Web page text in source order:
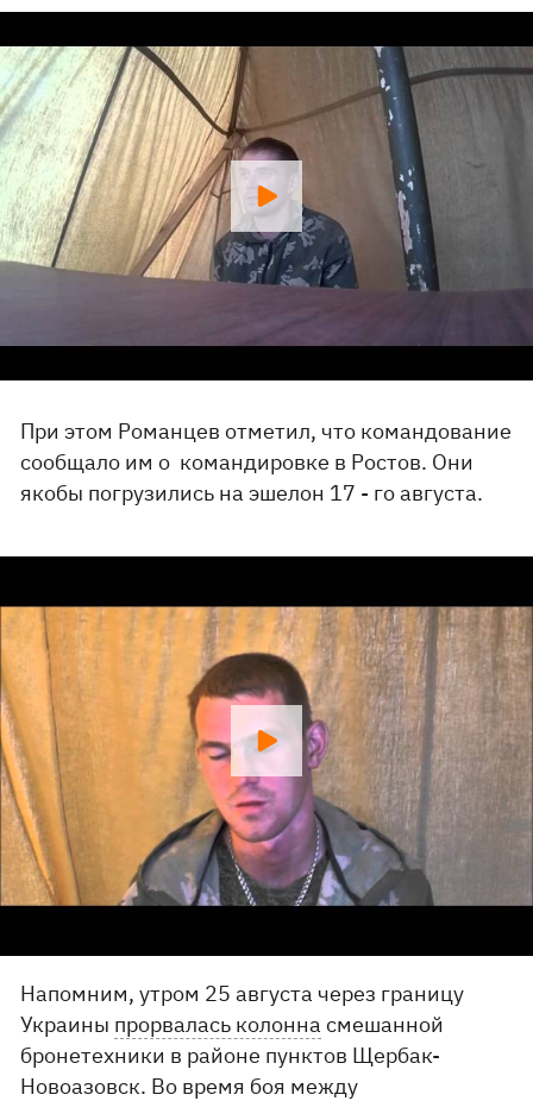
При этом Романцев отметил, что командование
сообщало им о командировке в Ростов. Они
якобы погрузились на эшелон 17 - го августа.
Напомним, утром 25 августа через границу
Украины прорвалась колонна смешанной
бронетехники в районе пунктов Щербак-
Новоазовск. Во время боя между